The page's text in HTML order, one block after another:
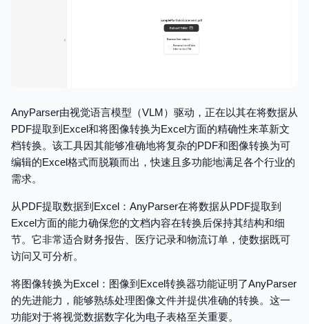
AnyParser由视觉语言模型（VLM）驱动，正在以其在将数据从
PDF提取到Excel和将图像转换为Excel方面的精确性来革新文
档转换。该工具因其能够准确地将复杂的PDF和图像转换为可
编辑的Excel格式而脱颖而出，快速且多功能地满足各个行业的
需求。
从PDF提取数据到Excel：AnyParser在将数据从PDF提取到
Excel方面的能力确保您的文档内容在转换后保持其结构和细
节。它非常适合财务报告、医疗记录和物流订单，使数据既可
访问又可分析。
将图像转换为Excel：图像到Excel转换器功能证明了AnyParser
的先进能力，能够熟练处理图像文件并提供准确的转换。这一
功能对于将视觉数据数字化为电子表格至关重要。